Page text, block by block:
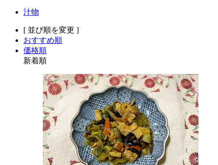
汁物
[ 並び順を変更 ]
おすすめ順
価格順
新着順